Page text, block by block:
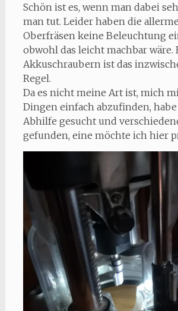
Schön ist es, wenn man dabei
man tut. Leider haben die
Oberfräsen keine Beleuchtung
obwohl das leicht machbar wäre.
Akkuschraubern ist das
Regel.
Da es nicht meine Art ist, mich
Dingen einfach abzufinden,
Abhilfe gesucht und
gefunden, eine möchte ich hier